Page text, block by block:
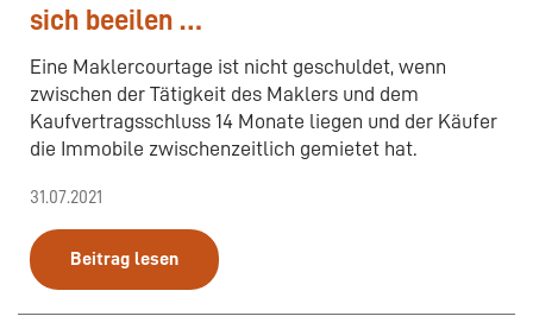
sich beeilen …
Eine Maklercourtage ist nicht geschuldet, wenn
zwischen der Tätigkeit des Maklers und dem
Kaufvertragsschluss 14 Monate liegen und der Käufer
die Immobile zwischenzeitlich gemietet hat.
31.07.2021
Beitrag lesen